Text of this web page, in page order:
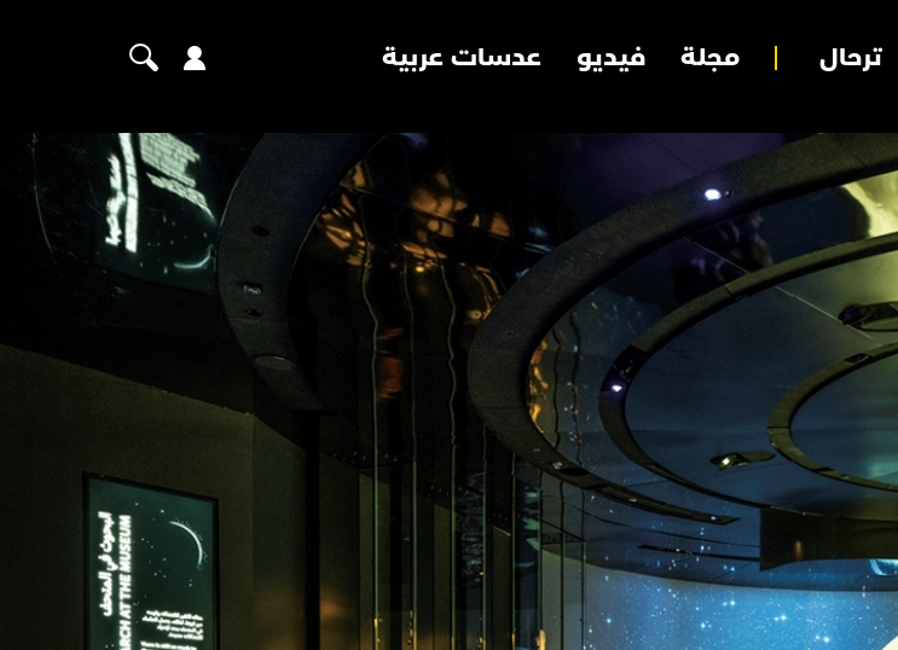
ترحال مجلة فيديو عدسات عربية